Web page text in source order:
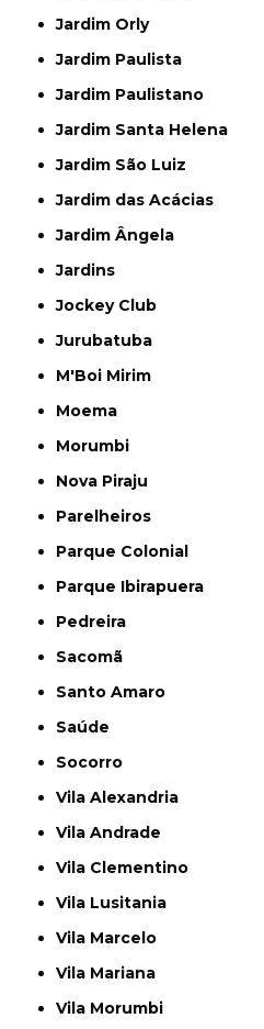
Jardim Orly
Jardim Paulista
Jardim Paulistano
Jardim Santa Helena
Jardim São Luiz
Jardim das Acácias
Jardim Ângela
Jardins
Jockey Club
Jurubatuba
M'Boi Mirim
Moema
Morumbi
Nova Piraju
Parelheiros
Parque Colonial
Parque Ibirapuera
Pedreira
Sacomã
Santo Amaro
Saúde
Socorro
Vila Alexandria
Vila Andrade
Vila Clementino
Vila Lusitania
Vila Marcelo
Vila Mariana
Vila Morumbi